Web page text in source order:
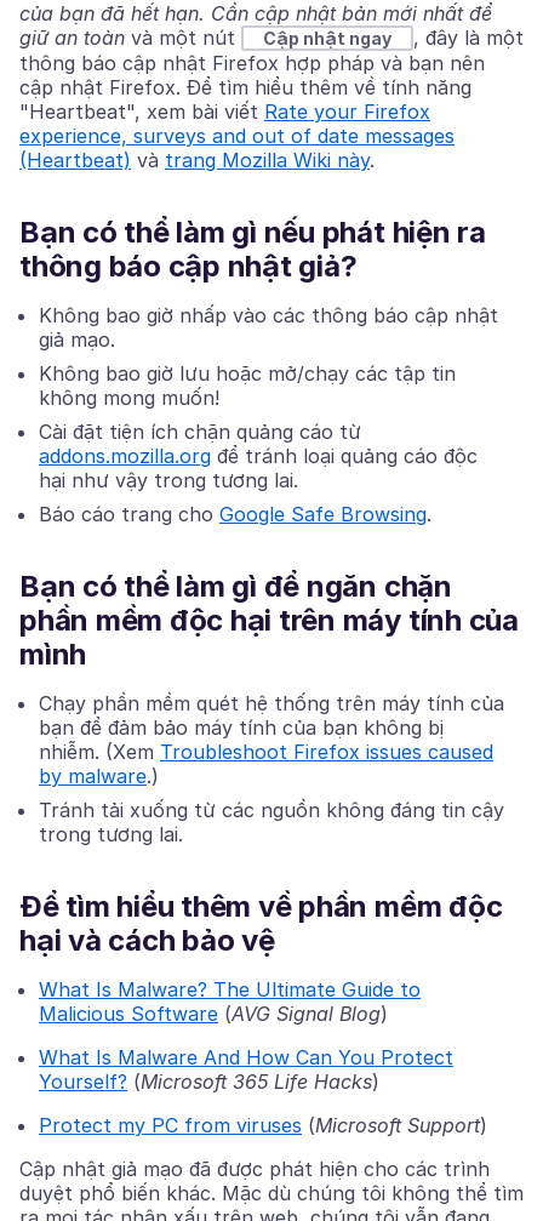
của bạn đã hết hạn. Cần cập nhật bản mới nhất để
giữ an toàn và một nút Cập nhật ngay
, đây là một
thông báo cập nhật Firefox hợp pháp và bạn nên
cập nhật Firefox. Để tìm hiểu thêm về tính năng
"Heartbeat", xem bài viết Rate your Firefox
experience, surveys and out of date messages
(Heartbeat) và trang Mozilla Wiki này.
Bạn có thể làm gì nếu phát hiện ra
thông báo cập nhật giả?
Không bao giờ nhấp vào các thông báo cập nhật
giả mạo.
Không bao giờ lưu hoặc mở/chạy các tập tin
không mong muốn!
Cài đặt tiện ích chặn quảng cáo từ
addons.mozilla.org để tránh loại quảng cáo độc
hại như vậy trong tương lai.
Báo cáo trang cho Google Safe Browsing.
Bạn có thể làm gì để ngăn chặn
phần mềm độc hại trên máy tính của
mình
Chạy phần mềm quét hệ thống trên máy tính của
bạn để đảm bảo máy tính của bạn không bị
nhiễm. (Xem Troubleshoot Firefox issues caused
by malware.)
Tránh tải xuống từ các nguồn không đáng tin cậy
trong tương lai.
Để tìm hiểu thêm về phần mềm độc
hại và cách bảo vệ
What Is Malware? The Ultimate Guide to
Malicious Software (AVG Signal Blog)
What Is Malware And How Can You Protect
Yourself? (Microsoft 365 Life Hacks)
Protect my PC from viruses (Microsoft Support)
Cập nhật giả mạo đã được phát hiện cho các trình
duyệt phổ biến khác. Mặc dù chúng tôi không thể tìm